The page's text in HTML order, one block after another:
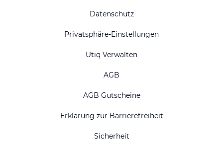
Datenschutz
Privatsphäre-Einstellungen
Utiq Verwalten
AGB
AGB Gutscheine
Erklärung zur Barrierefreiheit
Sicherheit